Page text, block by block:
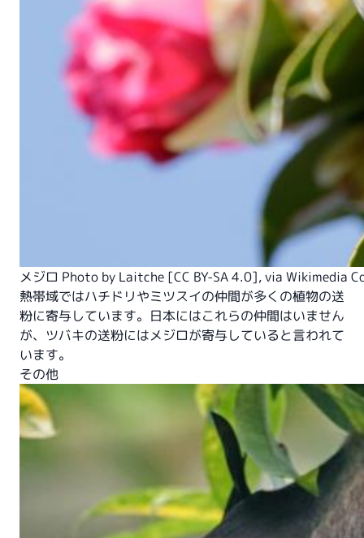
メジロ Photo by Laitche [CC BY-SA 4.0],via Wikimedia
熱帯域ではハチドリやミツスイの仲間が多くの植物の送
粉に寄与しています。日本にはこれらの仲間はいません
が、ツバキの送粉にはメジロが寄与していると言われて
います。
その他